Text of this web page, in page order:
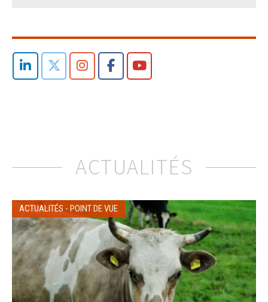
ACTUALITÉS
ACTUALITÉS - POINT DE VUE